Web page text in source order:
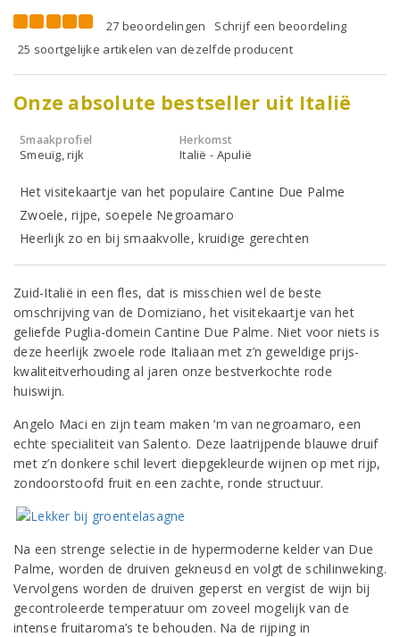
27 beoordelingen
Schrijf een beoordeling
25 soortgelijke artikelen van dezelfde producent
Onze absolute bestseller uit Italië
Smaakprofiel
Smeuïg, rijk
Herkomst
Italië - Apulië
Het visitekaartje van het populaire Cantine Due Palme
Zwoele, rijpe, soepele Negroamaro
Heerlijk zo en bij smaakvolle, kruidige gerechten
Zuid-Italië in een fles, dat is misschien wel de beste
omschrijving van de Domiziano, het visitekaartje van het
geliefde Puglia-domein Cantine Due Palme. Niet voor niets is
deze heerlijk zwoele rode Italiaan met z’n geweldige prijs-
kwaliteitverhouding al jaren onze bestverkochte rode
huiswijn.
Angelo Maci en zijn team maken ‘m van negroamaro, een
echte specialiteit van Salento. Deze laatrijpende blauwe druif
met z’n donkere schil levert diepgekleurde wijnen op met rijp,
zondoorstoofd fruit en een zachte, ronde structuur.
Na een strenge selectie in de hypermoderne kelder van Due
Palme, worden de druiven gekneusd en volgt de schilinweking.
Vervolgens worden de druiven geperst en vergist de wijn bij
gecontroleerde temperatuur om zoveel mogelijk van de
intense fruitaroma’s te behouden. Na de rijping in